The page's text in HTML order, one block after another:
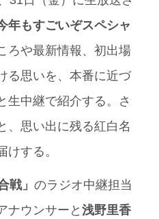
年もすごいぞスペシャ
ろや最新情報、初出場
る思いを、本番に近づ
生中継で紹介する。さ
、思い出に残る紅白名
けする。
戦」のラジオ中継担当
ナウンサーと浅野里香